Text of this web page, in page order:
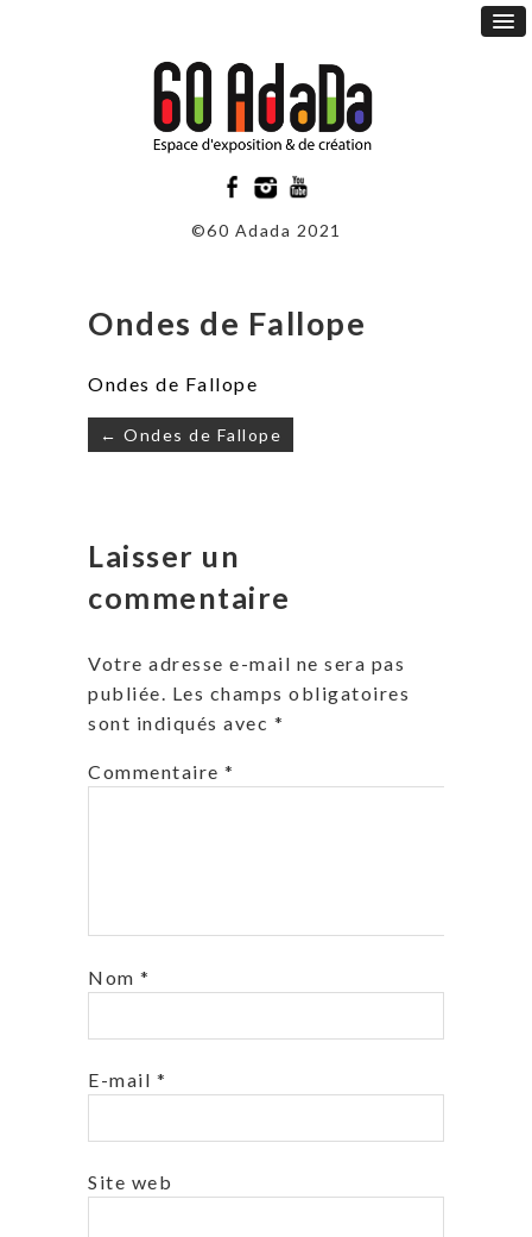
©60 Adada 2021
Ondes de Fallope
Ondes de Fallope
Navigation
de
← Ondes de Fallope
Laisser un
commentaire
Votre adresse e-mail ne sera pas
publiée. Les champs obligatoires
sont indiqués avec *
Commentaire *
Nom *
E-mail *
Site web